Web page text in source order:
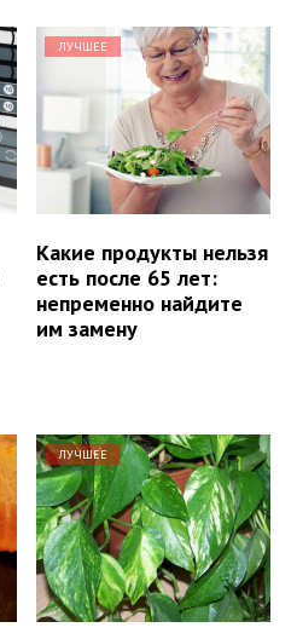
ЛУЧШЕЕ
Какие продукты нельзя
есть после 65 лет:
непременно найдите
им замену
ЛУЧШЕЕ